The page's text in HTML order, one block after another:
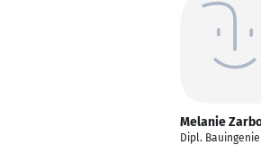
Melanie
Dipl.